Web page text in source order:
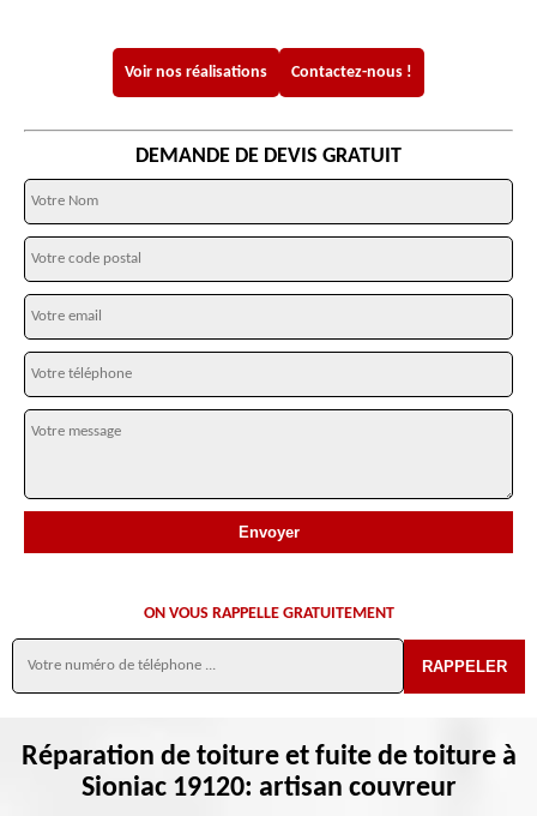
Voir nos réalisations Contactez-nous !
DEMANDE DE DEVIS GRATUIT
ON VOUS RAPPELLE GRATUITEMENT
Réparation de toiture et fuite de toiture à
Sioniac 19120: artisan couvreur